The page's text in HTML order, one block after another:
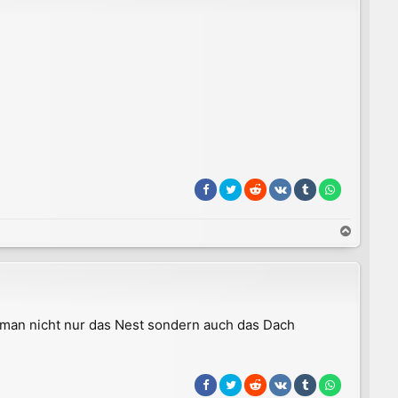
a
c
nicht nur das Nest sondern auch das Dach